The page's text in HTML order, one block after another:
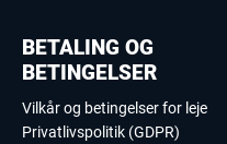
BETALING OG
BETINGELSER
Vilkår og betingelser for leje
Privatlivspolitik (GDPR)